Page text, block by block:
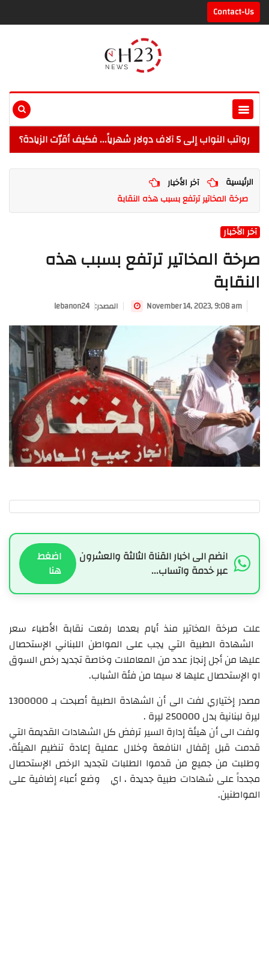
Contact-Us
رواتب النواب إلى 5 آلاف دولار شهرياً... فكيف أقرّت الزيادة؟
الرئيسية
آخر الأخبار
صرخة المخاتير ترتفع بسبب هذه النقابة
آخر الأخبار
صرخة المخاتير ترتفع بسبب هذه
النقابة
lebanon24 :المصدر November 14, 2023, 9:08 am
انضم الى اخبار القناة الثالثة والعشرون
عبر خدمة واتساب...
اضغط
هنا
علت صرخة المخاتير منذ أيام بعدما رفعت نقابة الأطباء سعر
الشهادة الطبية التي يجب على المواطن اللبناني الإستحصال
عليها من أجل إنجاز عدد من المعاملات وخاصة تجديد رخص السوق
او الإستحصال عليها لا سيما من فئة الشباب.
مصدر إختياري لفت الى أن الشهادة الطبية أصبحت بـ 1300000
ليرة لبنانية بدل 250000 ليرة .
ولفت الى أن هيئة إدارة السير ترفض كل الشهادات القديمة التي
قدمت قبل إقفال النافعة وخلال عملية إعادة تنظيم الهيئة،
وطلبت من جميع من قدموا الطلبات لتجديد الرخص الإستحصال
مجدداً على شهادات طبية جديدة ، اي وضع أعباء إضافية على
المواطنين.